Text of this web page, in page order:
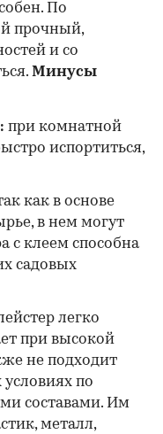
По
прочный,
и со
Минусы
при комнатной
испортиться,
как в основе
в нем могут
с клеем способна
садовых
легко
при высокой
не подходит
по
составами. Им
металл,